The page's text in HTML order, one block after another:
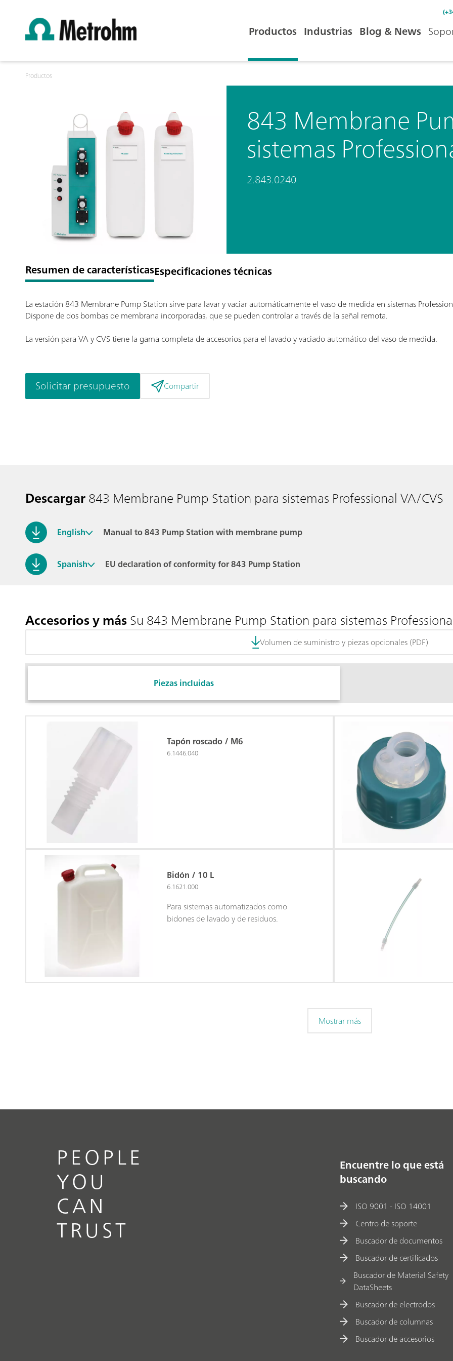
Productos Industrias Blog & News
Productos
843 Membrane
sistemas
2.843.0240
Resumen de característicasEspecificaciones técnicas
La estación 843 Membrane Pump Station sirve para lavar y vaciar automáticamente el vaso de medida en sistemas
Dispone de dos bombas de membrana incorporadas, que se pueden controlar a través de la señal remota.
La versión para VA y CVS tiene la gama completa de accesorios para el lavado y vaciado automático del vaso de medida.
Solicitar presupuesto Compartir
Descargar843 Membrane Pump Station para sistemas Professional VA/CVS
English Manual to 843 Pump Station with membrane pump
Spanish EU declaration of conformity for 843 Pump Station
Accesorios y másSu 843 Membrane Pump Station para sistemas
Volumen de suministro y piezas opcionales (PDF)
Piezas incluidas
Tapón roscado / M6
6.1446.040
Bidón / 10 L
6.1621.000
Para sistemas automatizados como
bidones de lavado y de residuos.
Mostrar más
PEOPLE
YOU
CAN
TRUST
Encuentre lo que está
buscando
ISO 9001 - ISO 14001
Centro de soporte
Buscador de documentos
Buscador de certificados
Buscador de Material Safety
DataSheets
Buscador de electrodos
Buscador de columnas
Buscador de accesorios